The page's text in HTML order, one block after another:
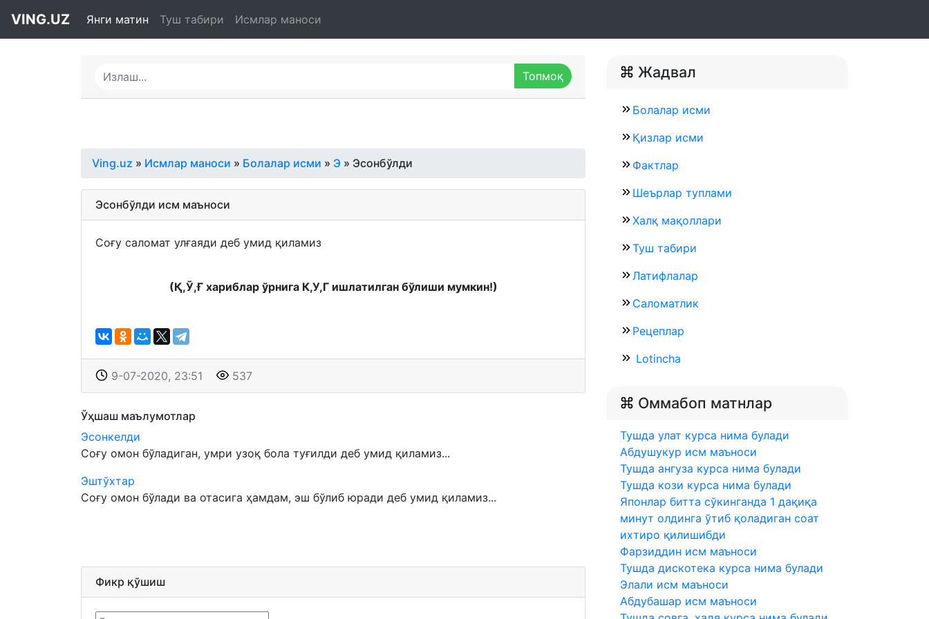
VING.UZ Янги матин Туш табири Исмлар маноси
Ving.uz » Исмлар маноси » Болалар исми » Э » Эсонбўлди
Эсонбўлди исм маъноси
Соғу саломат улғаяди деб умид қиламиз
(Қ,Ў,Ғ хариблар ўрнига К,У,Г ишлатилган бўлиши мумкин!)
9-07-2020, 23:51 537
Ўҳшаш маълумотлар
Эсонкелди
Соғу омон бўладиган, умри узоқ бола туғилди деб умид қиламиз...
Эштўхтар
Соғу омон бўлади ва отасига ҳамдам, эш бўлиб юради деб умид қиламиз...
Фикр қўшиш
Жадвал
Болалар исми
Қизлар исми
Фактлар
Шеърлар туплами
Халқ мақоллари
Туш табири
Латифлалар
Саломатлик
Рецеплар
Lotincha
Оммабоп матнлар
Тушда улат курса нима булади
Абдушукур исм маъноси
Тушда ангуза курса нима булади
Тушда кози курса нима булади
Японлар битта сўкинганда 1 дақиқа
минут олдинга ўтиб қоладиган соат
ихтиро қилишибди
Фарзиддин исм маъноси
Тушда дискотека курса нима булади
Элали исм маъноси
Абдубашар исм маъноси